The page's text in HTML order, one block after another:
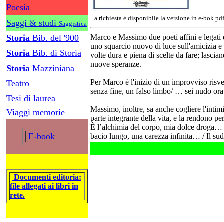
Poesia
Saggi & studi Saggistica
Storia Bib. del '900
Storia Bib. di Storia
Storia Mazziniana
Teatro
Tesi di laurea
Viaggi memorie
E-book
Documenti editoria:
file allegati ai libri in
rete.
a richiesta è disponibile la versione in e-bok pdf
Marco e Massimo due poeti affini e legati
uno squarcio nuovo di luce sull'amicizia
volte dura e piena di scelte da fare;
nuove speranze.
Per Marco è l'inizio di un improvviso
senza fine, un falso limbo/ … sei nudo
Massimo, inoltre, sa anche cogliere
parte integrante della vita, e la rendono
È l’alchimia del corpo, mia dolce
bacio lungo, una carezza infinita… / Il